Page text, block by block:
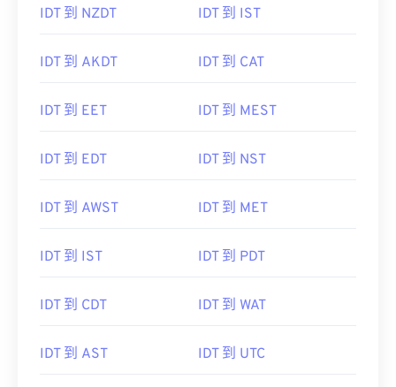
IDT 到 NZDT IDT 到 IST
IDT 到 AKDT IDT 到 CAT
IDT 到 EET IDT 到 MEST
IDT 到 EDT IDT 到 NST
IDT 到 AWST IDT 到 MET
IDT 到 IST IDT 到 PDT
IDT 到 CDT IDT 到 WAT
IDT 到 AST IDT 到 UTC